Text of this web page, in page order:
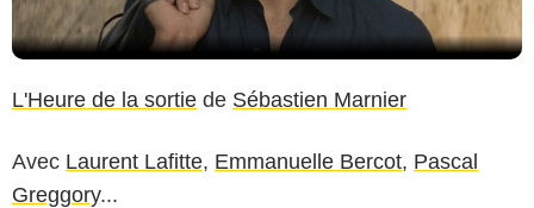
L'Heure de la sortie de Sébastien Marnier
Avec Laurent Lafitte, Emmanuelle Bercot, Pascal
Greggory...